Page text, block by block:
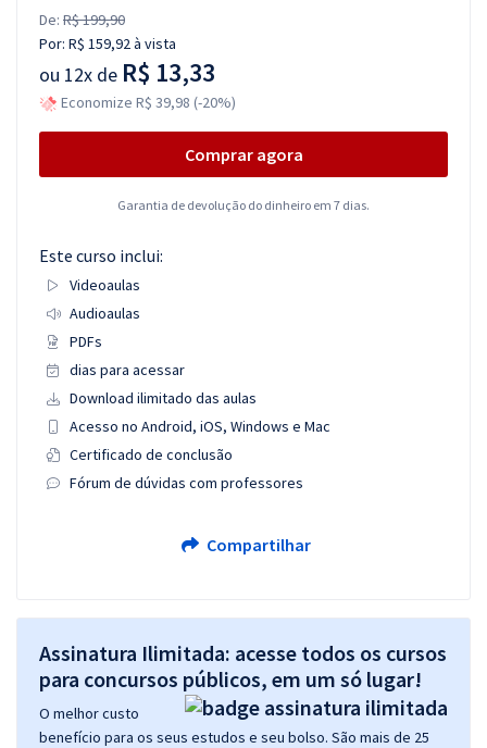
De: R$ 199,90
Por: R$ 159,92à vista
ou 12x de R$ 13,33
Economize R$ 39,98 (-20%)
Comprar agora
Garantia de devolução do dinheiro em 7 dias.
Este curso inclui:
Videoaulas
Audioaulas
PDFs
dias para acessar
Download ilimitado das aulas
Acesso no Android, iOS, Windows e Mac
Certificado de conclusão
Fórum de dúvidas com professores
Compartilhar
Assinatura Ilimitada: acesse todos os cursos
para concursos públicos, em um só lugar!
O melhor custo
benefício para os seus estudos e seu bolso. São mais de 25